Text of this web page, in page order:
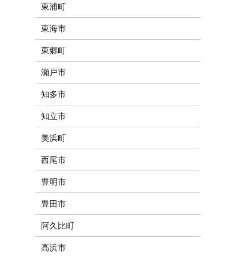
東浦町
東海市
東郷町
瀬戸市
知多市
知立市
美浜町
西尾市
豊明市
豊田市
阿久比町
高浜市